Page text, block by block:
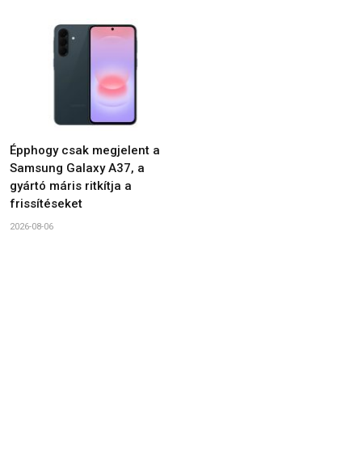
Épphogy csak megjelent a
Samsung Galaxy A37, a
gyártó máris ritkítja a
frissítéseket
2026-08-06